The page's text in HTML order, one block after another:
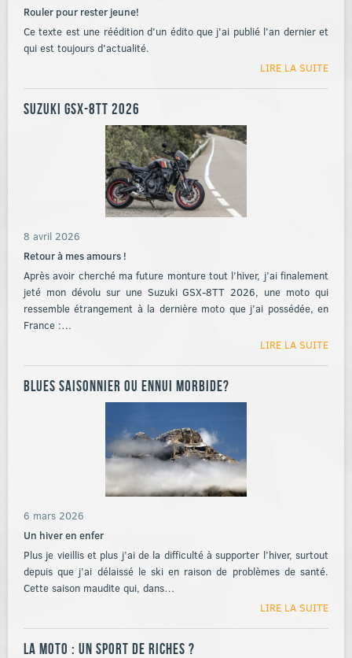
Rouler pour rester jeune!
Ce texte est une réédition d'un édito que j'ai publié l'an dernier et
qui est toujours d'actualité.
LIRE LA SUITE
Suzuki GSX-8TT 2026
8 avril 2026
Retour à mes amours !
Après avoir cherché ma future monture tout l’hiver, j’ai finalement
jeté mon dévolu sur une Suzuki GSX-8TT 2026, une moto qui
ressemble étrangement à la dernière moto que j’ai possédée, en
France :…
LIRE LA SUITE
Blues saisonnier ou ennui morbide?
6 mars 2026
Un hiver en enfer
Plus je vieillis et plus j’ai de la difficulté à supporter l’hiver, surtout
depuis que j’ai délaissé le ski en raison de problèmes de santé.
Cette saison maudite qui, dans…
LIRE LA SUITE
La moto : un sport de riches ?